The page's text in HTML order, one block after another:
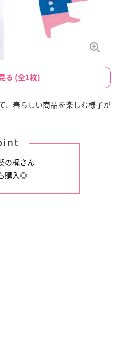
る (全1枚)
、春らしい商品を楽しむ様子が
の梶さん
購入◎